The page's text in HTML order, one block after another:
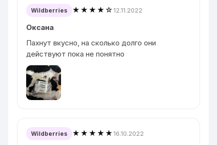
Wildberries ★★★★☆12.11.2022
Оксана
Пахнут вкусно, на сколько долго они
действуют пока не понятно
Wildberries ★★★★★16.10.2022